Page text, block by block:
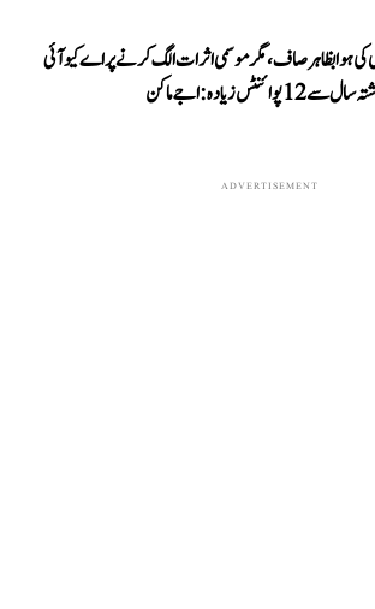
کی ہوا بظاہر صاف، مگر موسمی اثرات الگ کرنے پر اے کیو آئی
سے 12 پوائنٹس زیادہ: اجے ماکن
ADVERTISEMENT